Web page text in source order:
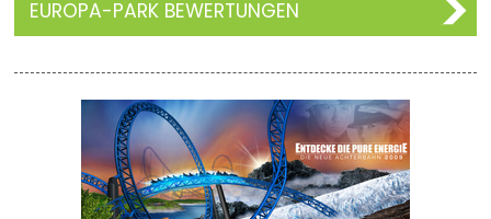
EUROPA-PARK BEWERTUNGEN